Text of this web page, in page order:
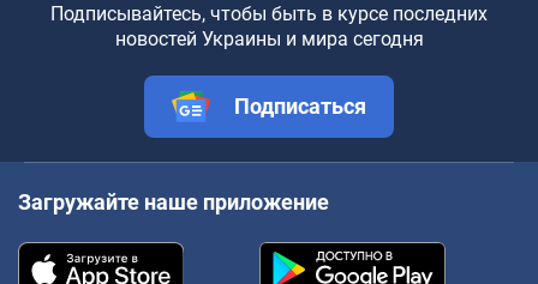
Подписывайтесь, чтобы быть в курсе последних
новостей Украины и мира сегодня
Подписаться
Загружайте наше приложение